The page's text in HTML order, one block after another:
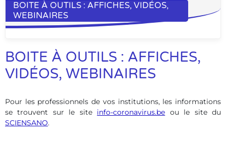
BOITE À OUTILS : AFFICHES, VIDÉOS,
WEBINAIRES
BOITE À OUTILS : AFFICHES,
VIDÉOS, WEBINAIRES
Pour les professionnels de vos institutions, les informations
se trouvent sur le site info-coronavirus.be ou le site du
SCIENSANO.